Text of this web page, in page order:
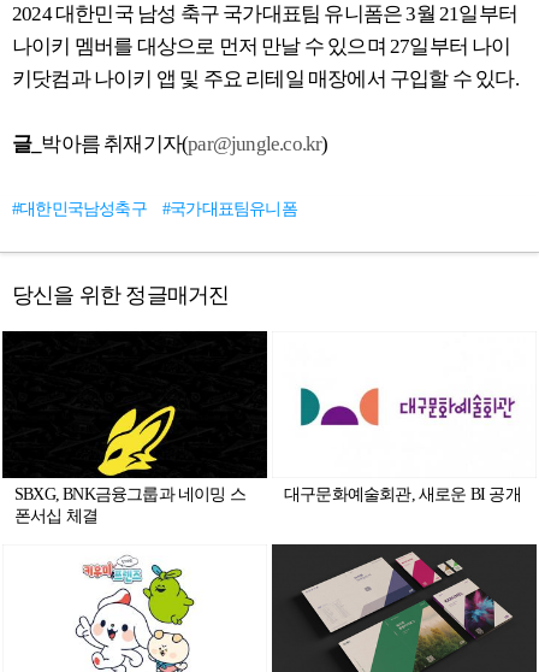
2024 대한민국 남성 축구 국가대표팀 유니폼은 3월 21일부터
나이키 멤버를 대상으로 먼저 만날 수 있으며 27일부터 나이
키닷컴과 나이키 앱 및 주요 리테일 매장에서 구입할 수 있다.
글_ 박아름 취재기자(par@jungle.co.kr)
#대한민국남성축구 #국가대표팀유니폼
당신을 위한 정글매거진
SBXG, BNK금융그룹과 네이밍 스
폰서십 체결
대구문화예술회관, 새로운 BI 공개